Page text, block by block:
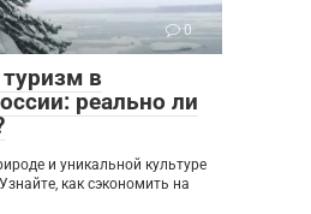
0
в
реально ли
и уникальной культуре
как сэкономить на